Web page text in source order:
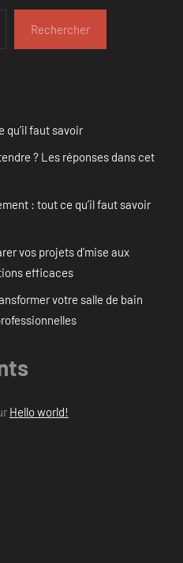
Rechercher
qu’il faut savoir
? Les réponses dans cet
: tout ce qu’il faut savoir
vos projets d’mise aux
efficaces
votre salle de bain
Hello world!